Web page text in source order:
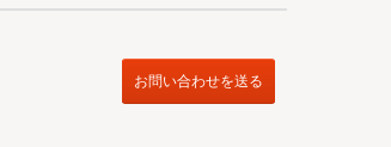
お問い合わせを送る